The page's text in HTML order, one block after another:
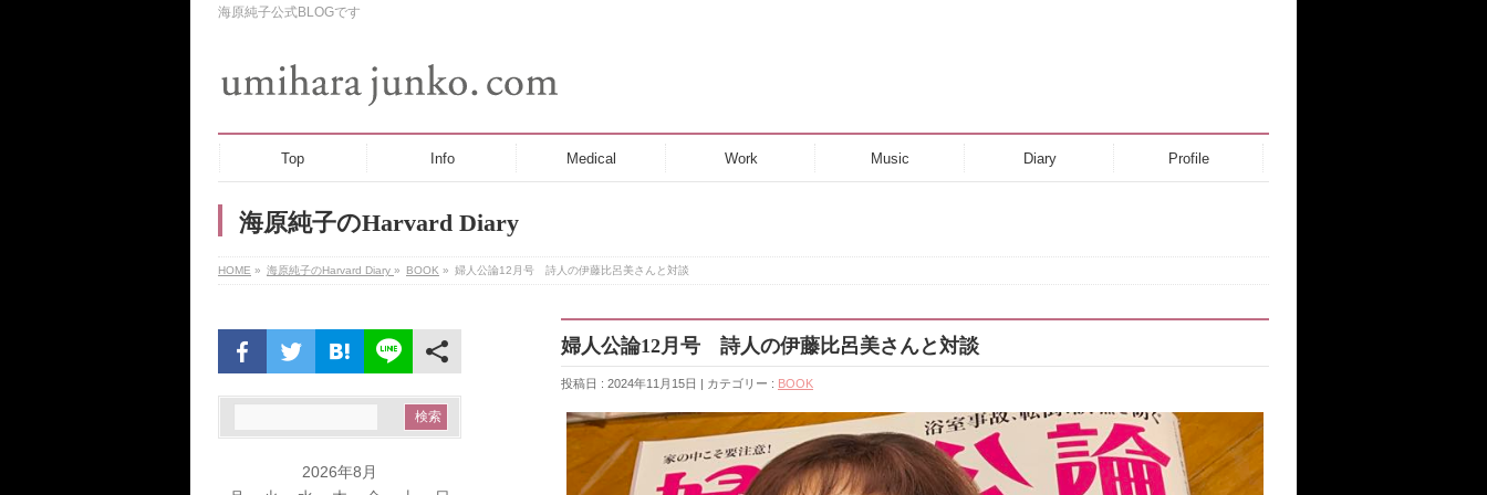
海原純子公式BLOGです
Top Info Medical Work Music Diary Profile
海原純子のHarvard Diary
HOME » 海原純子のHarvard Diary » BOOK » 婦人公論12月号 詩人の伊藤比呂美さんと対談
婦人公論12月号 詩人の伊藤比呂美さんと対談
投稿日 : 2024年11月15日 | カテゴリー : BOOK
2026年8月